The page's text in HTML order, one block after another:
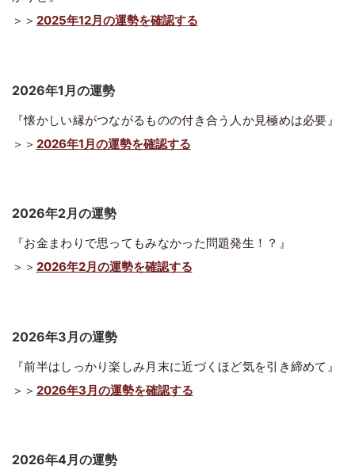
＞＞ 2025年12月の運勢を確認する
2026年1月の運勢
『懐かしい縁がつながるものの付き合う人か見極めは必要』
＞＞ 2026年1月の運勢を確認する
2026年2月の運勢
『お金まわりで思ってもみなかった問題発生！？』
＞＞ 2026年2月の運勢を確認する
2026年3月の運勢
『前半はしっかり楽しみ月末に近づくほど気を引き締めて』
＞＞ 2026年3月の運勢を確認する
2026年4月の運勢